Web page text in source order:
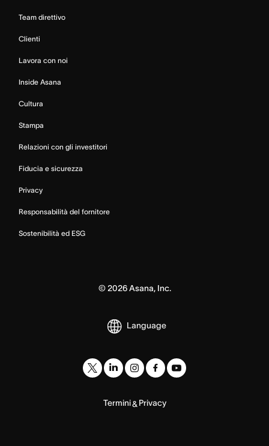
Team direttivo
Clienti
Lavora con noi
Inside Asana
Cultura
Stampa
Relazioni con gli investitori
Fiducia e sicurezza
Privacy
Responsabilità del fornitore
Sostenibilità ed ESG
© 2026Asana, Inc.
Language
Termini& Privacy